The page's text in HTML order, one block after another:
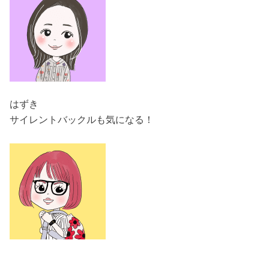
はずき
サイレントバックルも気になる！